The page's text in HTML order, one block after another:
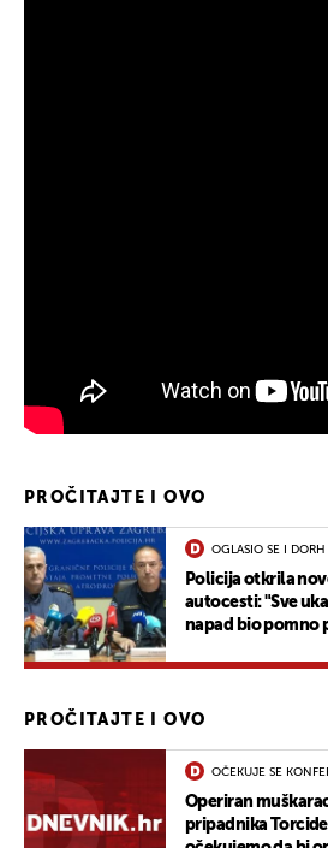
PROČITAJTE I OVO
OGLASIO SE I DORH
Policija otkrila
autocesti: "Sve
napad bio pomno
PROČITAJTE I OVO
OČEKUJE SE
Operiran
pripadnika